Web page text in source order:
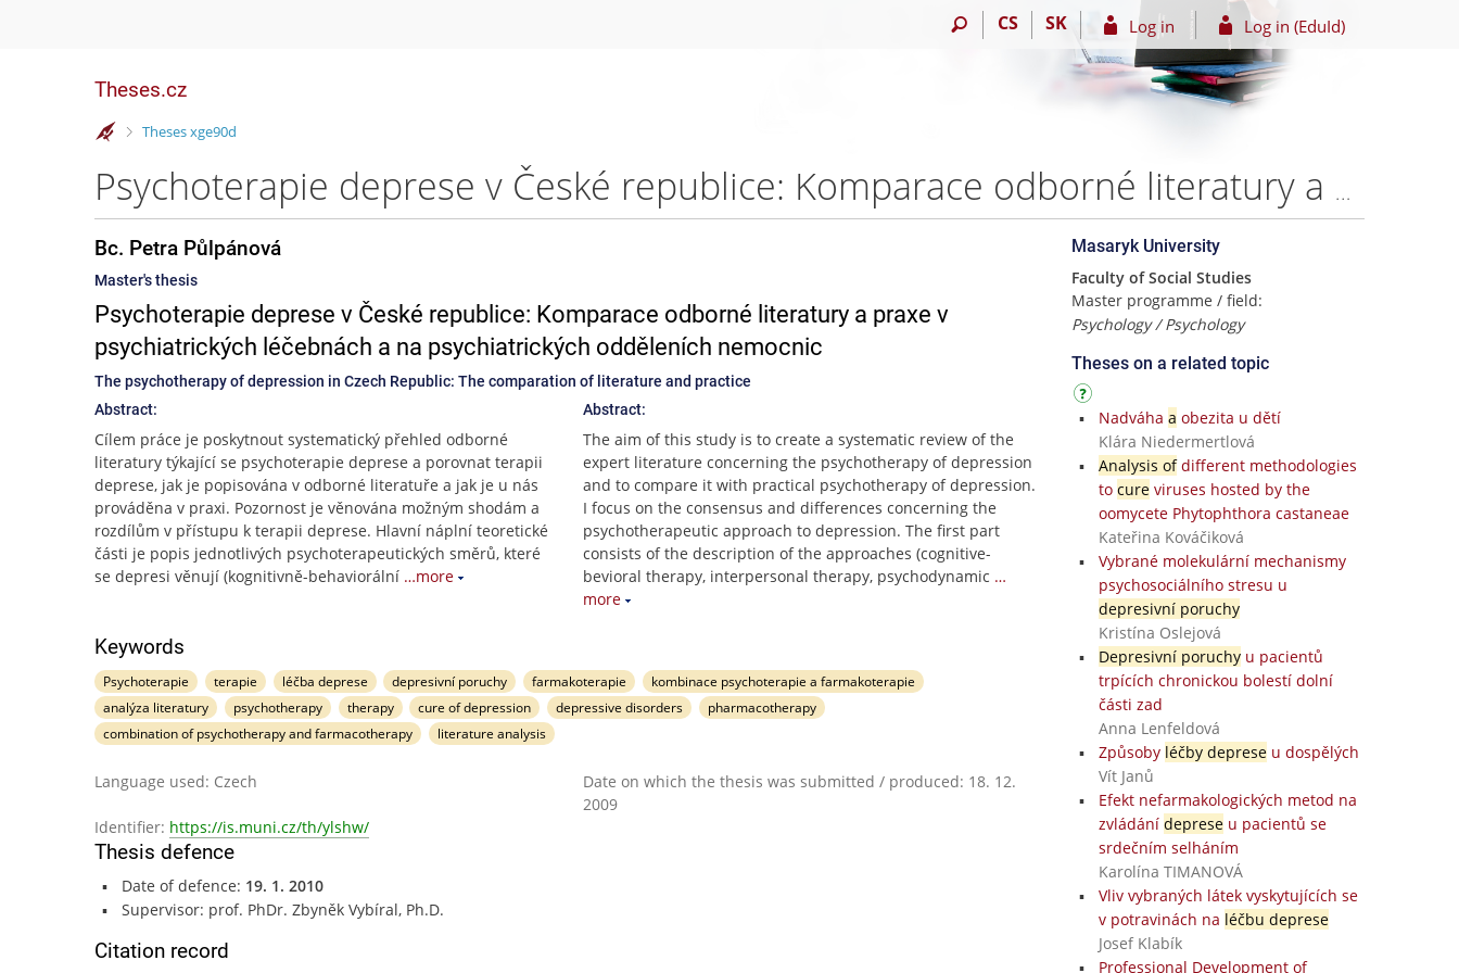
CS SK Log in Log in (EduId)
Theses.cz
>
Theses xge90d
Psychoterapie deprese v České republice: Komparace odborné literatury a praxe v psychiatrických léčebnách a na psychiatrických odděleních nemocnic – Bc. Petra Půlpánová
Bc. Petra Půlpánová
Master's thesis
Psychoterapie deprese v České republice: Komparace odborné literatury a praxe v
psychiatrických léčebnách a na psychiatrických odděleních nemocnic
The psychotherapy of depression in Czech Republic: The comparation of literature and practice
Abstract:
Cílem práce je poskytnout systematický přehled odborné
literatury týkající se psychoterapie deprese a porovnat terapii
deprese, jak je popisována v odborné literatuře a jak je u nás
prováděna v praxi. Pozornost je věnována možným shodám a
rozdílům v přístupu k terapii deprese. Hlavní náplní teoretické
části je popis jednotlivých psychoterapeutických směrů, které
se depresi věnují (kognitivně-behaviorální …more
Abstract:
The aim of this study is to create a systematic review of the
expert literature concerning the psychotherapy of depression
and to compare it with practical psychotherapy of depression.
I focus on the consensus and differences concerning the
psychotherapeutic approach to depression. The first part
consists of the description of the approaches (cognitive-
bevioral therapy, interpersonal therapy, psychodynamic …
more
Keywords
Psychoterapie terapie léčba deprese depresivní poruchy farmakoterapie
kombinace psychoterapie a farmakoterapie
analýza literatury
psychotherapy therapy cure of depression depressive disorders
pharmacotherapy
combination of psychotherapy and farmacotherapy
literature analysis
Language used: Czech
Date on which the thesis was submitted / produced: 18. 12.
2009
Identifier: https://is.muni.cz/th/ylshw/
Thesis defence
Date of defence: 19. 1. 2010
Supervisor: prof. PhDr. Zbyněk Vybíral, Ph.D.
Citation record
Masaryk University
Faculty of Social Studies
Master programme / field:
Psychology / Psychology
Theses on a related topic
Nadváha a obezita u dětí
Klára Niedermertlová
Analysis ofdifferent methodologies
to cureviruses hosted by the
oomycete Phytophthora castaneae
Kateřina Kováčiková
Vybrané molekulární mechanismy
psychosociálního stresu u
depresivní poruchy
Kristína Oslejová
Depresivní poruchyu pacientů
trpících chronickou bolestí dolní
části zad
Anna Lenfeldová
Způsoby léčby depreseu dospělých
Vít Janů
Efekt nefarmakologických metod na
zvládání depreseu pacientů se
srdečním selháním
Karolína TIMANOVÁ
Vliv vybraných látek vyskytujících se
v potravinách na léčbu deprese
Josef Klabík
Professional Development of